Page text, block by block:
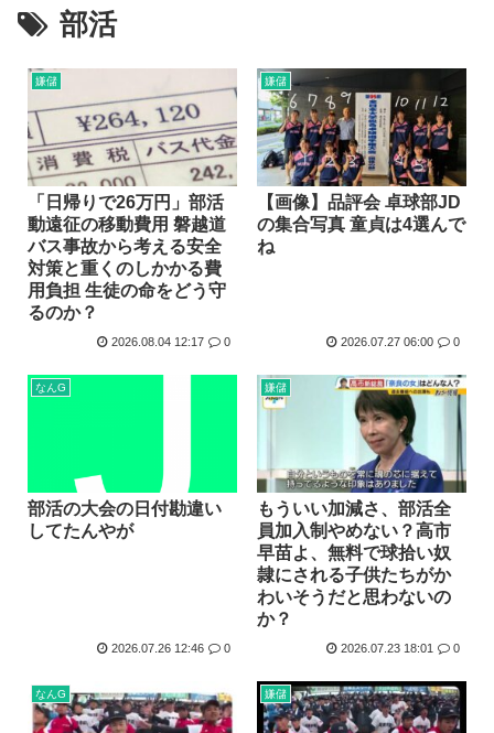
米農家「60kg作って1万8000円…コストは2万以上…...
氷河期世代『ルッキズムが一番酷かったのは00年代、こうい...
海外「日本なんて行くんじゃなかった…」 日本を知ってしま...
ちいかわ映画見てきたんやがバッドエンドすぎん？
熊本県民「俺たち逆らわねえだぁ！自民党様に従いますだぁ！...
お絵描きAIくん、読む本が決まらない、可愛い女の子も作れ...
お前らお盆の準備をしたか？国父安倍晋三が天国から帰ってく...
韓国人「悲報：FIFA会長にさえ2002年W杯で韓国が審...
韓国人「日本のサッカー協会も性接待やってるんじゃないです...
今期アニメ、無職さよララ乙女怪獣ヤニねこ鉄ジャン天幕きみ...
日本さん食料自給率が過去最低に 25年度37% 主要先進...
部活
嫌儲
「日帰りで26万円」部活
動遠征の移動費用 磐越道
バス事故から考える安全
対策と重くのしかかる費
用負担 生徒の命をどう守
るのか？
2026.08.04 12:17 0
嫌儲
【画像】品評会 卓球部JD
の集合写真 童貞は4選んで
ね
2026.07.27 06:00 0
なんG
部活の大会の日付勘違い
してたんやが
2026.07.26 12:46 0
嫌儲
もういい加減さ、部活全
員加入制やめない？高市
早苗よ、無料で球拾い奴
隷にされる子供たちがか
わいそうだと思わないの
か？
2026.07.23 18:01 0
なんG 嫌儲